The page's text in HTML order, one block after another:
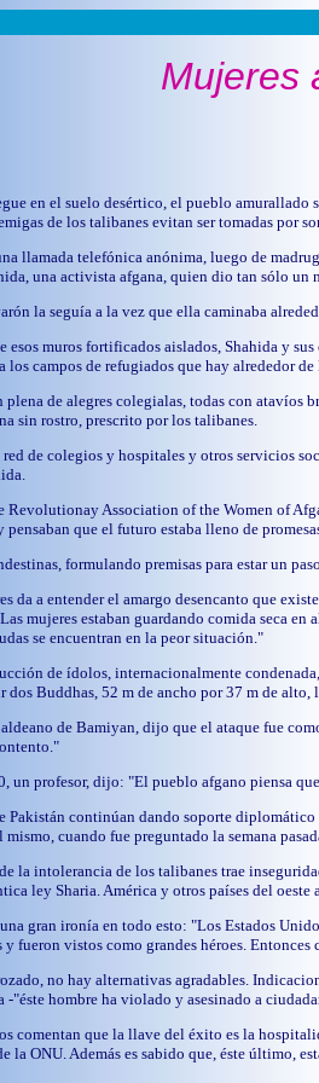
Mujeres
en el suelo desértico, el pueblo amurallado
de los talibanes evitan ser tomadas por
llamada telefónica anónima, luego de
una activista afgana, quien dio tan sólo un
la seguía a la vez que ella caminaba
esos muros fortificados aislados, Shahida y
los campos de refugiados que hay alrededor
de alegres colegialas, todas con atavíos
sin rostro, prescrito por los talibanes.
red de colegios y hospitales y otros servicios
Revolutionay Association of the Women of
pensaban que el futuro estaba lleno de
formulando premisas para estar un
da a entender el amargo desencanto que
mujeres estaban guardando comida seca
se encuentran en la peor situación."
de ídolos, internacionalmente
dos Buddhas, 52 m de ancho por 37 m de
de Bamiyan, dijo que el ataque fue
un profesor, dijo: "El pueblo afgano piensa
Pakistán continúan dando soporte
mismo, cuando fue preguntado la semana
la intolerancia de los talibanes trae
ley Sharia. América y otros países del
gran ironía en todo esto: "Los Estados
y fueron vistos como grandes héroes.
no hay alternativas agradables.
"éste hombre ha violado y asesinado a
comentan que la llave del éxito es la
la ONU. Además es sabido que, éste último,